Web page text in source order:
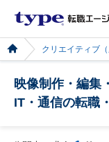
クリエイティブ
映像制作・編集
IT・通信の転職